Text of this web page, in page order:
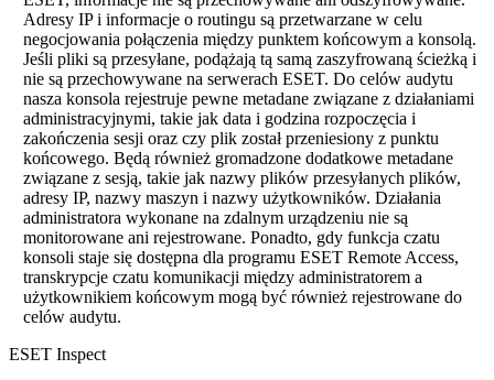
Adresy IP i informacje o routingu są przetwarzane w celu
negocjowania połączenia między punktem końcowym a konsolą.
Jeśli pliki są przesyłane, podążają tą samą zaszyfrowaną ścieżką i
nie są przechowywane na serwerach ESET. Do celów audytu
nasza konsola rejestruje pewne metadane związane z działaniami
administracyjnymi, takie jak data i godzina rozpoczęcia i
zakończenia sesji oraz czy plik został przeniesiony z punktu
końcowego. Będą również gromadzone dodatkowe metadane
związane z sesją, takie jak nazwy plików przesyłanych plików,
adresy IP, nazwy maszyn i nazwy użytkowników. Działania
administratora wykonane na zdalnym urządzeniu nie są
monitorowane ani rejestrowane. Ponadto, gdy funkcja czatu
konsoli staje się dostępna dla programu ESET Remote Access,
transkrypcje czatu komunikacji między administratorem a
użytkownikiem końcowym mogą być również rejestrowane do
celów audytu.
ESET Inspect